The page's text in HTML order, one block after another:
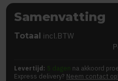
Samenvatting
Totaal incl.BTW
Levertijd: 5 dagen na akkoord
Express delivery? Neem contact op!